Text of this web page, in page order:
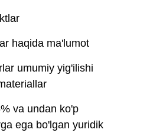
haqida ma'lumot
umumiy yig'ilishi
va undan ko'p
ega bo'lgan yuridik